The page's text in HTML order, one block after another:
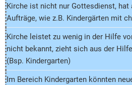
Kirche ist nicht nur Gottesdienst, hat
Aufträge, wie z.B. Kindergärten mit
Kirche leistet zu wenig in der Hilfe
nicht bekannt, zieht sich aus der
(Bsp. Kindergarten)
Im Bereich Kindergarten könnten